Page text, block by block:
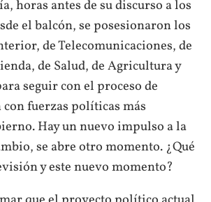
horas antes de su discurso a los
el balcón, se posesionaron los
de Telecomunicaciones, de
de Salud, de Agricultura y
seguir con el proceso de
fuerzas políticas más
Hay un nuevo impulso a la
se abre otro momento. ¿Qué
y este nuevo momento?